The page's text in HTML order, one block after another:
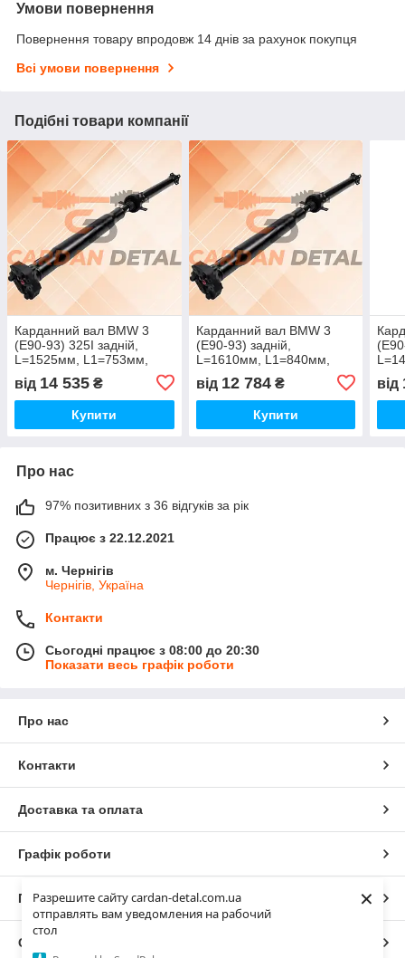
Разрешите сайту cardan-detal.com.ua
отправлять вам уведомления на рабочий
стол
×
Умови повернення
Повернення товару впродовж 14 днів за рахунок покупця
Всі умови повернення
Подібні товари компанії
Карданний вал BMW 3
(E90-93) 325I задній,
L=1525мм, L1=753мм,
фланець 4х10мм
від 14 535 ₴
Купити
Карданний вал BMW 3
(E90-93) задній,
L=1610мм, L1=840мм,
фланець 4х10мм
від 12 784₴
Купити
від
Про нас
97% позитивних з 36 відгуків за рік
Працює з 22.12.2021
м. Чернігів
Чернігів, Україна
Контакти
Сьогодні працює з 08:00 до 20:30
Показати весь графік роботи
Про нас
Контакти
Доставка та оплата
Графік роботи
Повна версія сайту
Сайт створено на маркетплейсі